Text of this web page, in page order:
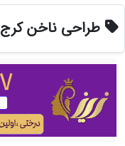
طراحی ناخن کرج